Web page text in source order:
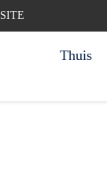
Thuis